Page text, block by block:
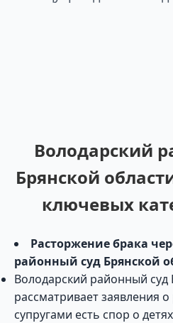
Володарский
Брянской
ключевых
Расторжение брака
районный суд Брянской
Володарский районный суд
рассматривает заявления
супругами есть спор о